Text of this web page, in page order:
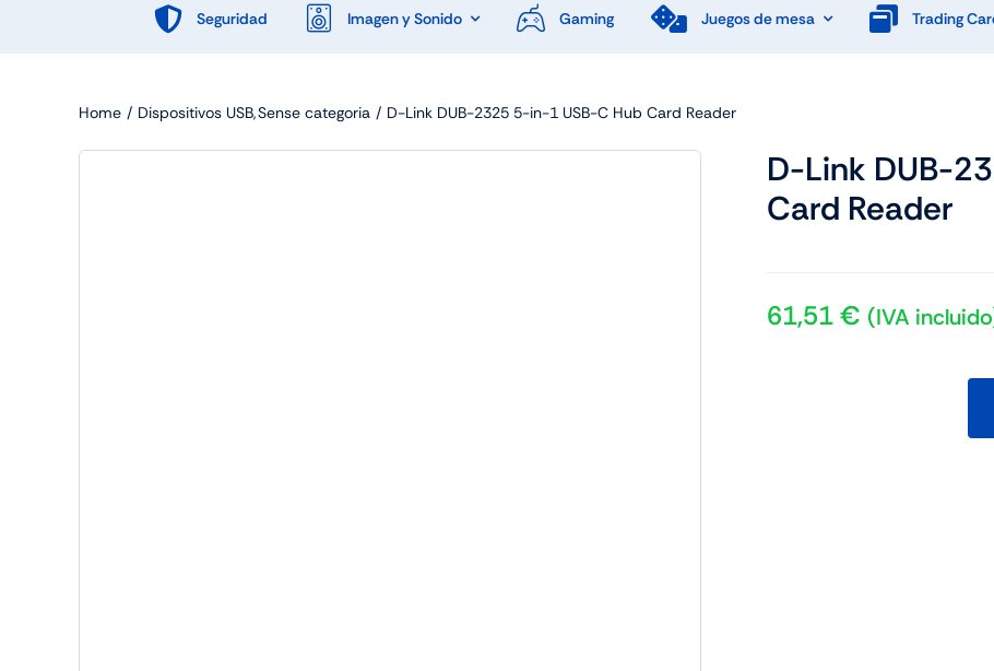
Seguridad Imagen y Sonido Gaming Juegos de mesa Trading
Home Dispositivos USB Sense categoria D-Link DUB-2325 5-in-1 USB-C Hub Card Reader
D-Link DUB-
Card Reader
61,51€ (IVA